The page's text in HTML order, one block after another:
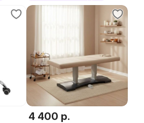
4 400 р.